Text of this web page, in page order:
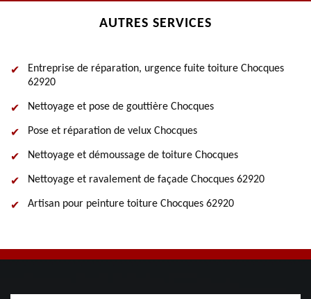
AUTRES SERVICES
Entreprise de réparation, urgence fuite toiture Chocques
62920
Nettoyage et pose de gouttière Chocques
Pose et réparation de velux Chocques
Nettoyage et démoussage de toiture Chocques
Nettoyage et ravalement de façade Chocques 62920
Artisan pour peinture toiture Chocques 62920